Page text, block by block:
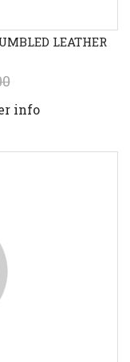
LEATHER
info